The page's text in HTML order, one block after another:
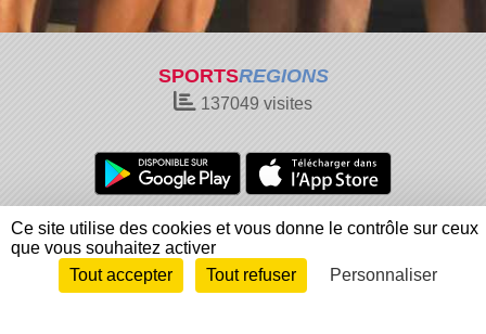
SPORTSREGIONS
137049 visites
Charte cookies
Gestion des cookies
Informations légales
Signaler un contenu inapproprié
Envie de participer ?
Connexion
Ce site utilise des cookies et vous donne le contrôle sur ceux
que vous souhaitez activer
Tout accepter
Tout refuser Personnaliser